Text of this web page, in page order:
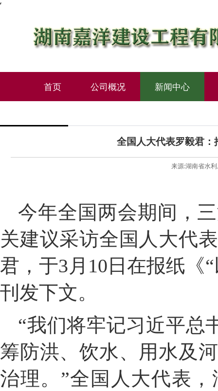
‘
首页 公司概况 新闻中心
全国人大代表罗毅君
来源:湖南省水
今年全国两会期间，
关建议采访全国人大代
君，于3月10日在报纸《
刊发下文。
“我们将牢记习近平总
筹防洪、饮水、用水及
治理。”全国人大代表